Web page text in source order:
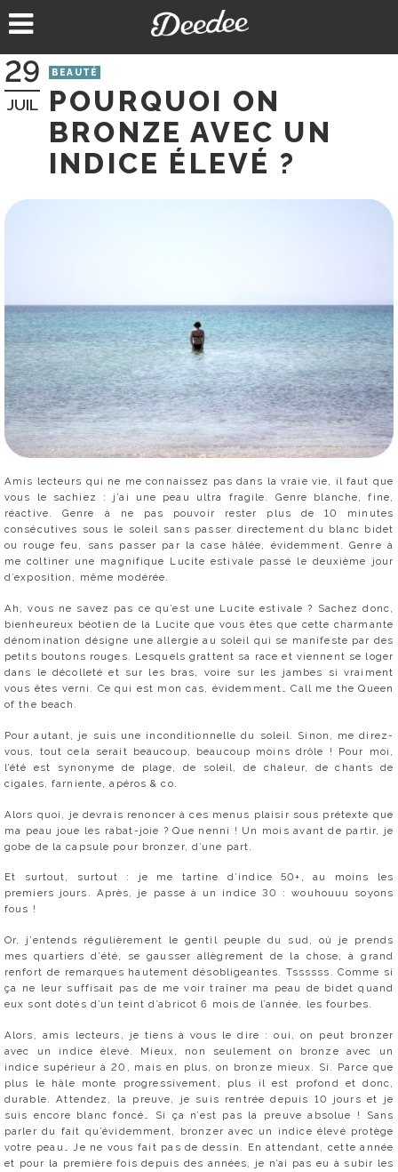
au
29
JUIL
BEAUTÉ
POURQUOI ON
BRONZE AVEC UN
INDICE ÉLEVÉ ?
Amis lecteurs qui ne me connaissez pas dans la vraie vie, il faut que
vous le sachiez : j’ai une peau ultra fragile. Genre blanche, fine,
réactive. Genre à ne pas pouvoir rester plus de 10 minutes
consécutives sous le soleil sans passer directement du blanc bidet
ou rouge feu, sans passer par la case hâlée, évidemment. Genre à
me coltiner une magnifique Lucite estivale passé le deuxième jour
d’exposition, même modérée.
Ah, vous ne savez pas ce qu’est une Lucite estivale ? Sachez donc,
bienheureux béotien de la Lucite que vous êtes que cette charmante
dénomination désigne une allergie au soleil qui se manifeste par des
petits boutons rouges. Lesquels grattent sa race et viennent se loger
dans le décolleté et sur les bras, voire sur les jambes si vraiment
vous êtes verni. Ce qui est mon cas, évidemment… Call me the Queen
of the beach.
Pour autant, je suis une inconditionnelle du soleil. Sinon, me direz-
vous, tout cela serait beaucoup, beaucoup moins drôle ! Pour moi,
l’été est synonyme de plage, de soleil, de chaleur, de chants de
cigales, farniente, apéros & co.
Alors quoi, je devrais renoncer à ces menus plaisir sous prétexte que
ma peau joue les rabat-joie ? Que nenni ! Un mois avant de partir, je
gobe de la capsule pour bronzer, d’une part.
Et surtout, surtout : je me tartine d’indice 50+, au moins les
premiers jours. Après, je passe à un indice 30 : wouhouuu soyons
fous !
Or, j’entends régulièrement le gentil peuple du sud, où je prends
mes quartiers d’été, se gausser allègrement de la chose, à grand
renfort de remarques hautement désobligeantes. Tssssss. Comme si
ça ne leur suffisait pas de me voir traîner ma peau de bidet quand
eux sont dotés d’un teint d’abricot 6 mois de l’année, les fourbes.
Alors, amis lecteurs, je tiens à vous le dire : oui, on peut bronzer
avec un indice élevé. Mieux, non seulement on bronze avec un
indice supérieur à 20, mais en plus, on bronze mieux. Si. Parce que
plus le hâle monte progressivement, plus il est profond et donc,
durable. Attendez, la preuve, je suis rentrée depuis 10 jours et je
suis encore blanc foncé… Si ça n’est pas la preuve absolue ! Sans
parler du fait qu’évidemment, bronzer avec un indice élevé protège
votre peau… Je ne vous fait pas de dessin. En attendant, cette année
et pour la première fois depuis des années, je n’ai pas eu à subir les